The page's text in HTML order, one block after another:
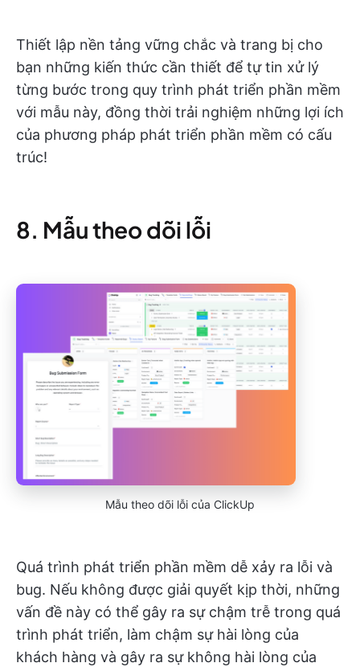
Thiết lập nền tảng vững chắc và trang bị cho
bạn những kiến thức cần thiết để tự tin xử lý
từng bước trong quy trình phát triển phần mềm
với mẫu này, đồng thời trải nghiệm những lợi ích
của phương pháp phát triển phần mềm có cấu
trúc!
8. Mẫu theo dõi lỗi
Mẫu theo dõi lỗi của ClickUp
Quá trình phát triển phần mềm dễ xảy ra lỗi và
bug. Nếu không được giải quyết kịp thời, những
vấn đề này có thể gây ra sự chậm trễ trong quá
trình phát triển, làm chậm sự hài lòng của
khách hàng và gây ra sự không hài lòng của